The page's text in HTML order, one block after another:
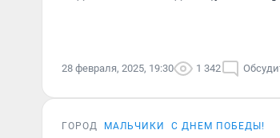
28 февраля, 2025, 19:30 1 342
ГОРОД МАЛЬЧИКИ С ДНЕМ ПОБЕДЫ!